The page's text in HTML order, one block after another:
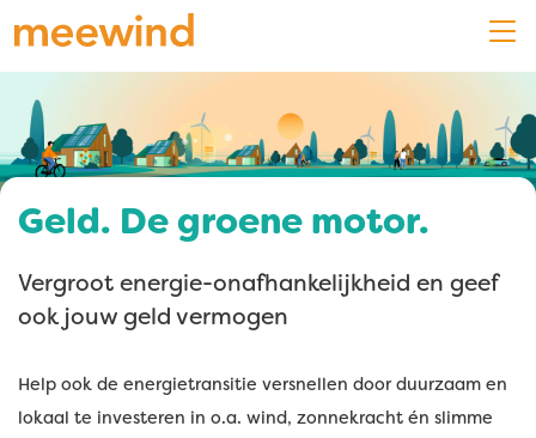
Geld. De groene motor.
Vergroot energie-onafhankelijkheid en geef
ook jouw geld vermogen
Help ook de energietransitie versnellen door duurzaam en
lokaal te investeren in o.a. wind, zonnekracht én slimme